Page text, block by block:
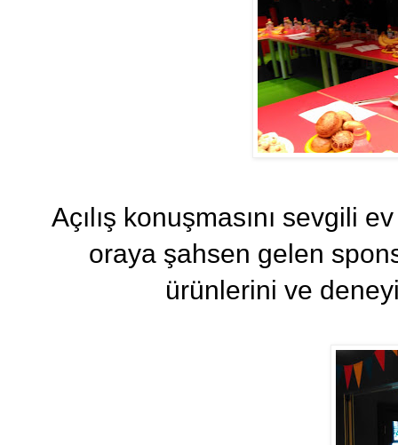
Açılış konuşmasını sevgili
oraya şahsen gelen
ürünlerini ve